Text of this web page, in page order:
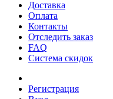
Доставка
Оплата
Контакты
Отследить заказ
FAQ
Система скидок
Регистрация